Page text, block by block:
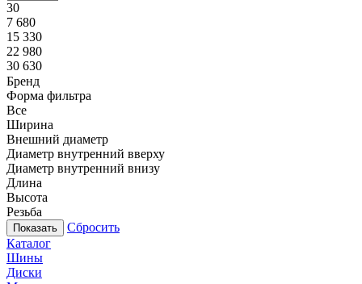
30
7 680
15 330
22 980
30 630
Бренд
Форма фильтра
Все
Ширина
Внешний диаметр
Диаметр внутренний вверху
Диаметр внутренний внизу
Длина
Высота
Резьба
Сбросить
Каталог
Шины
Диски